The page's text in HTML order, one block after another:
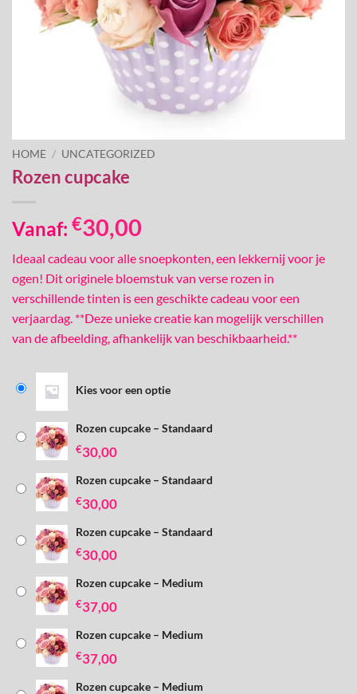
HOME / UNCATEGORIZED
Rozen cupcake
Vanaf: €30,00
Ideaal cadeau voor alle snoepkonten, een lekkernij voor je
ogen! Dit originele bloemstuk van verse rozen in
verschillende tinten is een geschikte cadeau voor een
verjaardag. **Deze unieke creatie kan mogelijk verschillen
van de afbeelding, afhankelijk van beschikbaarheid.**
Kies voor een optie
Rozen cupcake – Standaard
€30,00
Rozen cupcake – Standaard
€30,00
Rozen cupcake – Standaard
€30,00
Rozen cupcake – Medium
€37,00
Rozen cupcake – Medium
€37,00
Rozen cupcake – Medium